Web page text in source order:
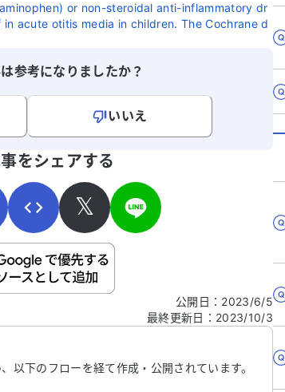
or non-steroidal anti-inflammatory dr
acute otitis media in children. The Cochrane d
参考になりましたか？
いいえ
やご自身の病気の詳細などの個人情報は入れないでくだ
をシェアする
𝕏
公開日 ： 2023/6/5
最終更新日 ： 2023/10/3
以下のフローを経て作成・公開されています。